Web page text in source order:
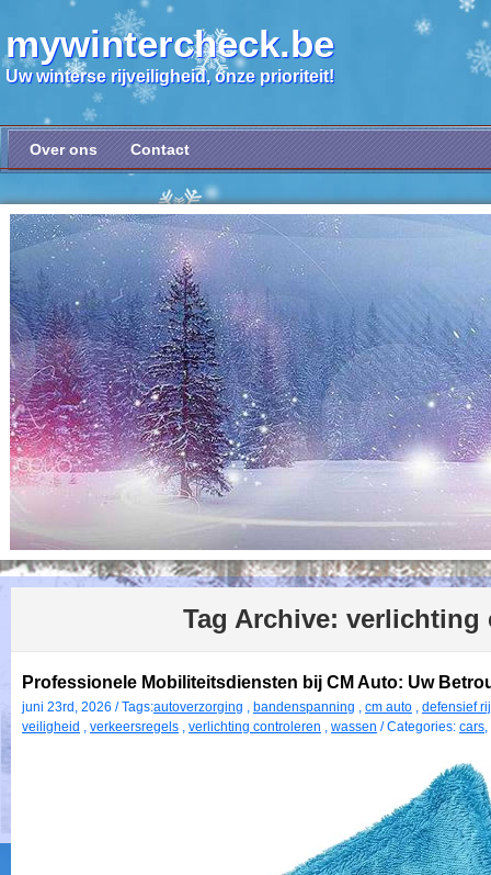
mywintercheck.be
Uw winterse rijveiligheid, onze prioriteit!
Over ons Contact
Tag Archive: verlichting
Professionele Mobiliteitsdiensten bij CM Auto: Uw
juni 23rd, 2026 / Tags:autoverzorging , bandenspanning , cm auto , defensief
veiligheid , verkeersregels , verlichting controleren , wassen / Categories: cars,